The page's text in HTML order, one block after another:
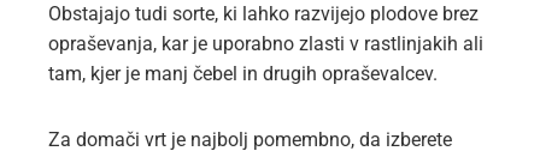
Obstajajo tudi sorte, ki lahko razvijejo plodove brez
opraševanja, kar je uporabno zlasti v rastlinjakih ali
tam, kjer je manj čebel in drugih opraševalcev.
Za domači vrt je najbolj pomembno, da izberete